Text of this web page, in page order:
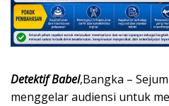
Detektif Babel,Bangka –
menggelar audiensi untuk